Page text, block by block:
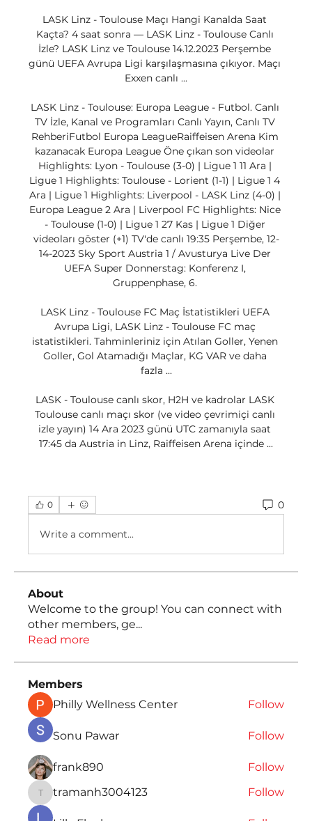
LASK Linz - Toulouse Maçı Hangi Kanalda Saat
Kaçta? 4 saat sonra — LASK Linz - Toulouse Canlı
İzle? LASK Linz ve Toulouse 14.12.2023 Perşembe
günü UEFA Avrupa Ligi karşılaşmasına çıkıyor. Maçı
Exxen canlı ...
LASK Linz - Toulouse: Europa League - Futbol. Canlı
TV İzle, Kanal ve Programları Canlı Yayın, Canlı TV
RehberiFutbol Europa LeagueRaiffeisen Arena Kim
kazanacak Europa League Öne çıkan son videolar
Highlights: Lyon - Toulouse (3-0) | Ligue 1 11 Ara |
Ligue 1 Highlights: Toulouse - Lorient (1-1) | Ligue 1 4
Ara | Ligue 1 Highlights: Liverpool - LASK Linz (4-0) |
Europa League 2 Ara | Liverpool FC Highlights: Nice
- Toulouse (1-0) | Ligue 1 27 Kas | Ligue 1 Diğer
videoları göster (+1) TV'de canlı 19:35 Perşembe, 12-
14-2023 Sky Sport Austria 1 / Avusturya Live Der
UEFA Super Donnerstag: Konferenz I,
Gruppenphase, 6.
LASK Linz - Toulouse FC Maç İstatistikleri UEFA
Avrupa Ligi, LASK Linz - Toulouse FC maç
istatistikleri. Tahminleriniz için Atılan Goller, Yenen
Goller, Gol Atamadığı Maçlar, KG VAR ve daha
fazla ...
LASK - Toulouse canlı skor, H2H ve kadrolar LASK
Toulouse canlı maçı skor (ve video çevrimiçi canlı
izle yayın) 14 Ara 2023 günü UTC zamanıyla saat
17:45 da Austria in Linz, Raiffeisen Arena içinde ...
0 0
Write a comment...
About
Welcome to the group! You can connect with
other members, ge...
Read more
Members
Philly Wellness Center
Follow
Sonu Pawar Follow
frank890 Follow
tramanh3004123
tramanh3004123 Follow